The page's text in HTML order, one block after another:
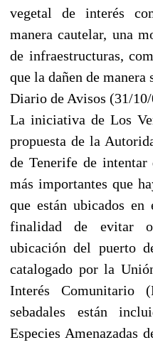
vegetal de interés
manera cautelar, una
de infraestructuras,
que la dañen de
Diario de Avisos (31/
La iniciativa de Los
propuesta de la
de Tenerife de intentar
más importantes que
que están ubicados
finalidad de evitar
ubicación del puerto
catalogado por la
Interés Comunitario
sebadales están
Especies Amenazadas